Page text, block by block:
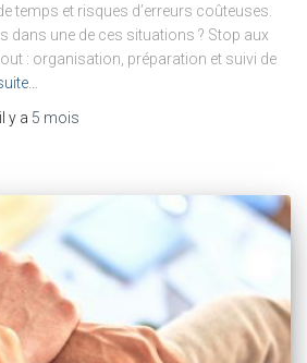
temps et risques d’erreurs coûteuses.
dans une de ces situations ? Stop aux
: organisation, préparation et suivi de
, il y a 5 mois